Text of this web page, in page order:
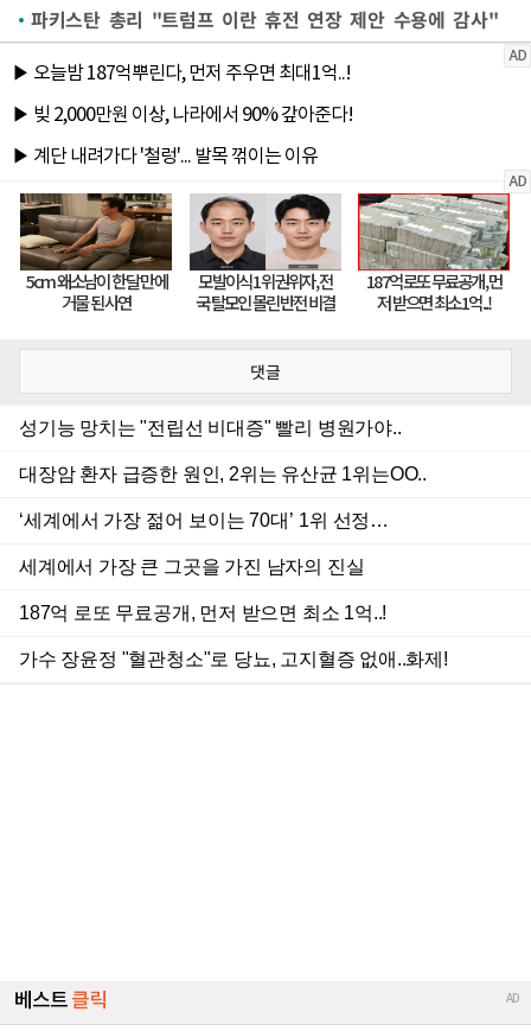
파키스탄 총리 "트럼프 이란 휴전 연장 제안 수용에 감사"
댓글